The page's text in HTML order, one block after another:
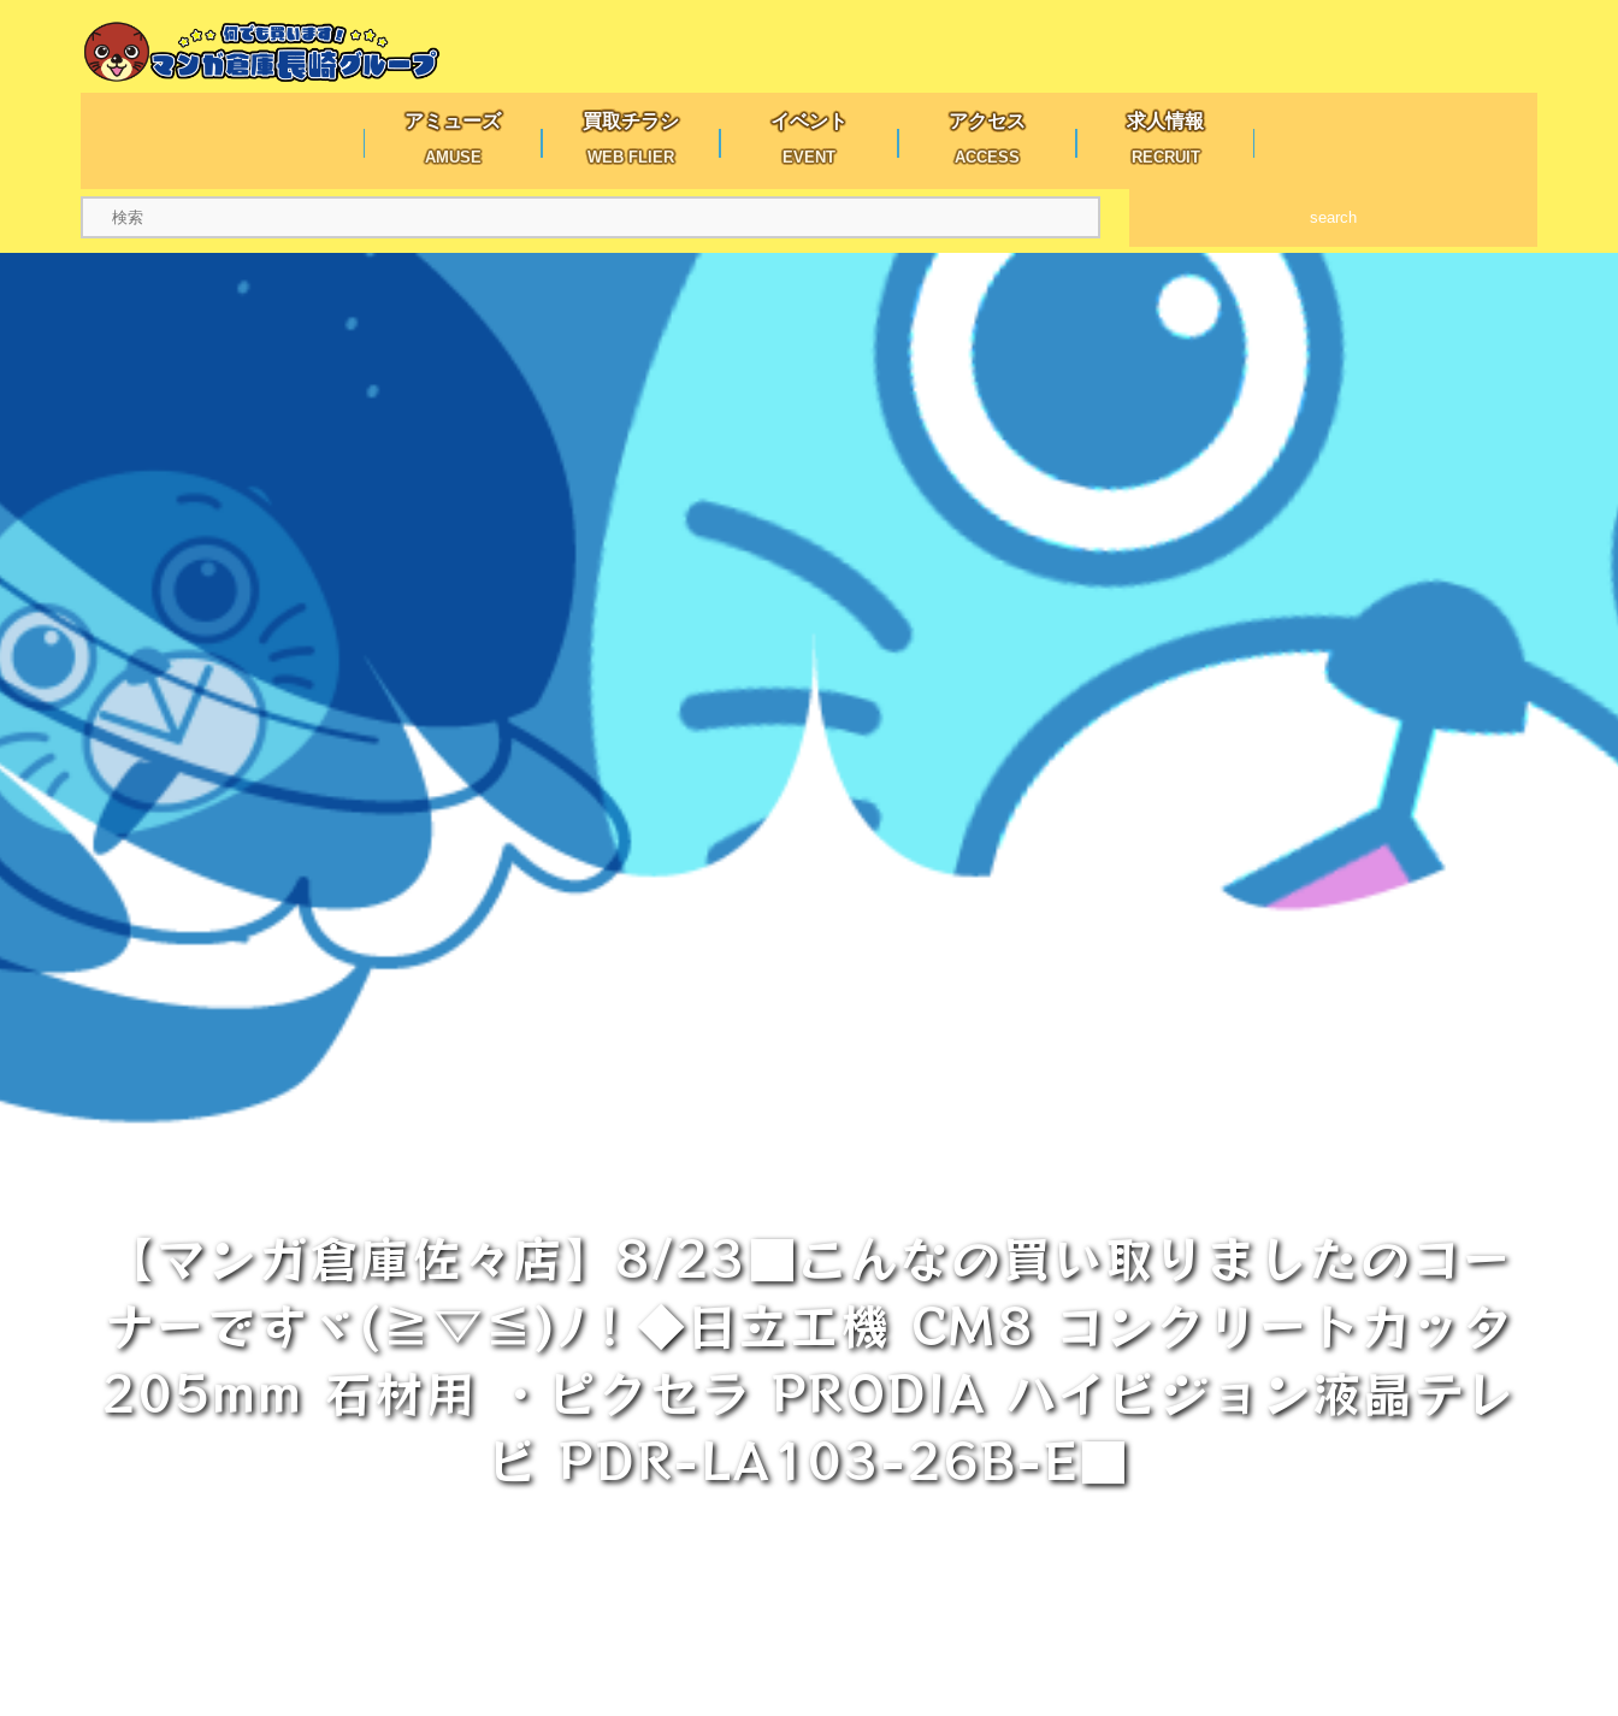
アミューズ
AMUSE
買取チラシ
WEB FLIER
イベント
EVENT
アクセス
ACCESS
求人情報
RECRUIT
search
【マンガ倉庫佐々店】8/23■こんなの買い取りましたのコー
ナーですヾ(≧▽≦)ﾉ！◆日立工機 CM8 コンクリートカッタ
205mm 石材用 ・ピクセラ PRODIA ハイビジョン液晶テレ
ビ PDR-LA103-26B-E■